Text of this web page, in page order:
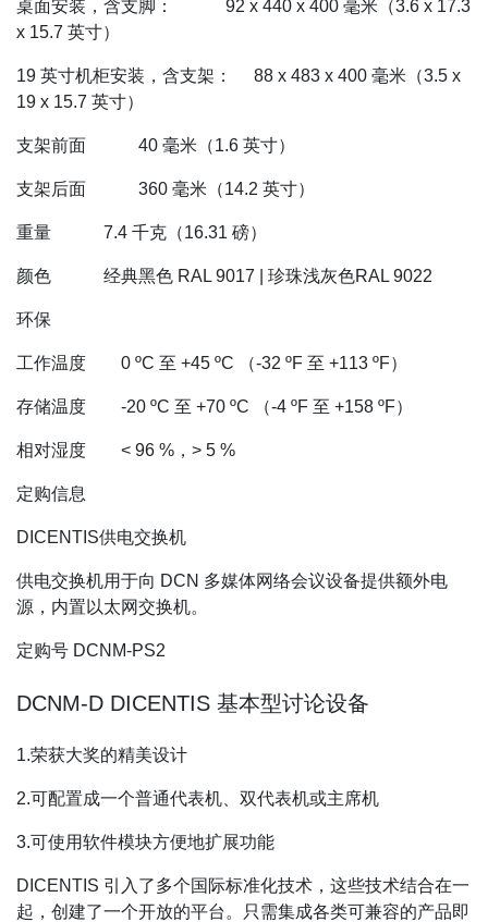
桌面安装，含支脚： 92 x 440 x 400 毫米（3.6 x 17.3
x 15.7 英寸）
19 英寸机柜安装，含支架： 88 x 483 x 400 毫米（3.5 x
19 x 15.7 英寸）
支架前面 40 毫米（1.6 英寸）
支架后面 360 毫米（14.2 英寸）
重量 7.4 千克（16.31 磅）
颜色 经典黑色 RAL 9017 | 珍珠浅灰色RAL 9022
环保
工作温度 0 ºC 至 +45 ºC （-32 ºF 至 +113 ºF）
存储温度 -20 ºC 至 +70 ºC （-4 ºF 至 +158 ºF）
相对湿度 < 96 %，> 5 %
定购信息
DICENTIS供电交换机
供电交换机用于向 DCN 多媒体网络会议设备提供额外电
源，内置以太网交换机。
定购号 DCNM-PS2
DCNM-D DICENTIS 基本型讨论设备
1.荣获大奖的精美设计
2.可配置成一个普通代表机、双代表机或主席机
3.可使用软件模块方便地扩展功能
DICENTIS 引入了多个国际标准化技术，这些技术结合在一
起，创建了一个开放的平台。只需集成各类可兼容的产品即